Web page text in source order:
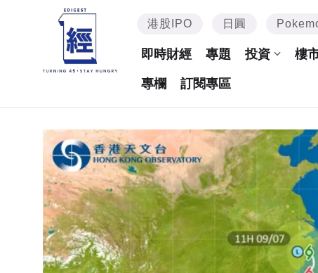
港股IPO 日圓
即時財經 專題 投資 樓
專欄 訂閱專區